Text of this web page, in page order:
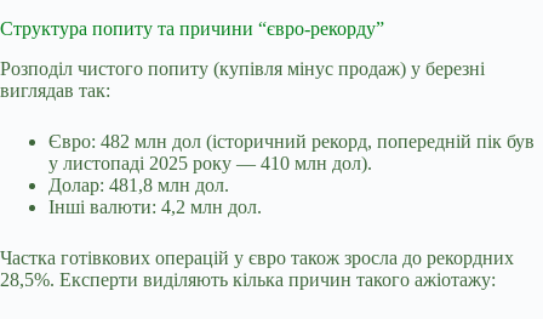
Структура попиту та причини “євро-рекорду”
Розподіл чистого попиту (купівля мінус продаж) у березні
виглядав так:
Євро: 482 млн дол (історичний рекорд, попередній пік був
у листопаді 2025 року — 410 млн дол).
Долар: 481,8 млн дол.
Інші валюти: 4,2 млн дол.
Частка готівкових операцій у євро також зросла до рекордних
28,5%. Експерти виділяють кілька причин такого ажіотажу: